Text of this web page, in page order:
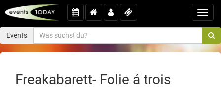
Events
Freakabarett- Folie á trois